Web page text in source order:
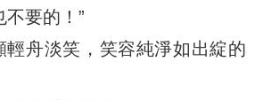
要的！”
輕舟淡笑，笑容純淨如出綻的